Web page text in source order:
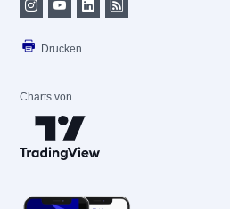
Drucken
Charts von